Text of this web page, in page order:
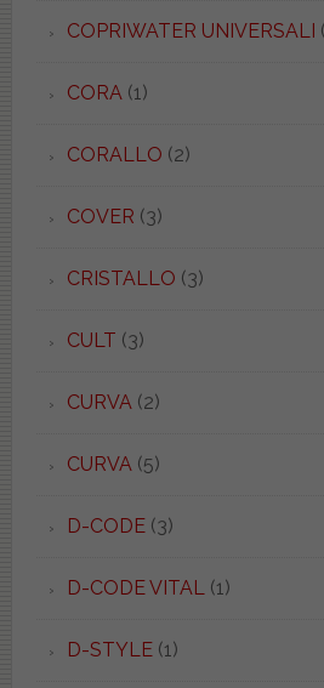
COPRIWATER UNIVERSALI
CORA (1)
CORALLO (2)
COVER (3)
CRISTALLO (3)
CULT (3)
CURVA (2)
CURVA (5)
D-CODE(3)
D-CODE VITAL (1)
D-STYLE(1)